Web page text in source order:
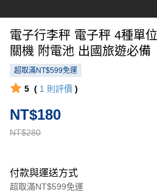
電子行李秤 電子秤 4種單
關機 附電池 出國旅遊必備
超取滿NT$599免運
5 ( 1 則評價 )
NT$280
NT$180
付款與運送方式
超取滿NT$599免運